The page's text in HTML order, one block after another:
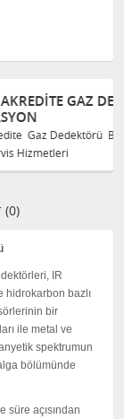
BAKIM VE
ve Kalibrasyon
(0)
IR
hidrokarbon bazlı
bir
ile metal ve
spektrumun
bölümünde
süre açısından